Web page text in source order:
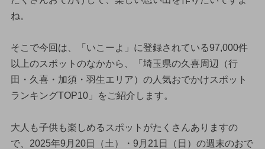
ね。
そこで今回は、「いこーよ」に登録されている97,000件
以上のスポットのなかから、「埼玉県の久喜周辺（行
田・久喜・加須・羽生エリア）の人気おでかけスポット
ランキングTOP10」をご紹介します。
大人も子供も楽しめるスポットがたくさんありますの
で、2025年9月20日（土）・9月21日（日）の週末のおで